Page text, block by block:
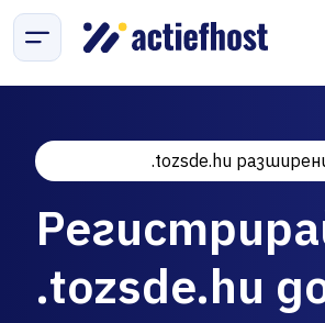
.tozsde.hu
.tozsde.hu